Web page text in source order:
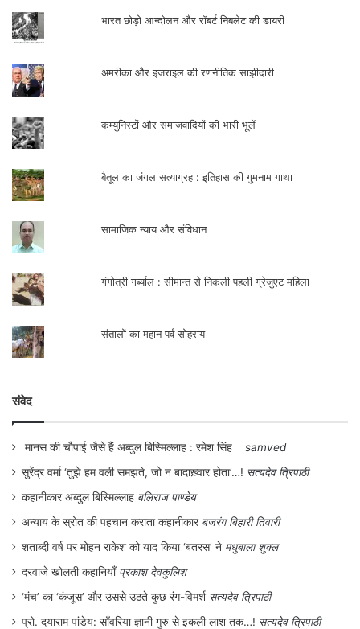
भारत छोड़ो आन्दोलन और रॉबर्ट निबलेट की डायरी
अमरीका और इजराइल की रणनीतिक साझीदारी
कम्युनिस्टों और समाजवादियों की भारी भूलें
बैतूल का जंगल सत्याग्रह : इतिहास की गुमनाम गाथा
सामाजिक न्याय और संविधान
गंगोत्री गर्ब्याल : सीमान्त से निकली पहली ग्रेजुएट महिला
संतालों का महान पर्व सोहराय
संवेद
मानस की चौपाई जैसे हैं अब्दुल बिस्मिल्लाह : रमेश सिंह
samved
सुरेंद्र वर्मा ‘तुझे हम वली समझते, जो न बादाख़्वार होता’…! सत्यदेव त्रिपाठी
कहानीकार अब्दुल बिस्मिल्लाह बलिराज पाण्डेय
अन्याय के स्रोत की पहचान कराता कहानीकार बजरंग बिहारी तिवारी
शताब्दी वर्ष पर मोहन राकेश को याद किया ‘बतरस’ ने मधुबाला शुक्ल
दरवाजे खोलती कहानियाँ प्रकाश देवकुलिश
‘मंच’ का ‘कंजूस’ और उससे उठते कुछ रंग-विमर्श सत्यदेव त्रिपाठी
प्रो. दयाराम पांडेय: साँवरिया ज्ञानी गुरु से इकली लाश तक…! सत्यदेव त्रिपाठी